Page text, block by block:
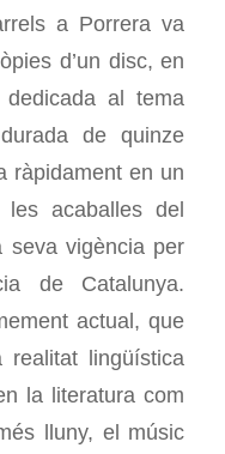
a Porrera va
d’un disc, en
al tema
de quinze
ràpidament en un
acaballes del
seva vigència per
de Catalunya.
actual, que
lingüística
la literatura com
lluny, el músic